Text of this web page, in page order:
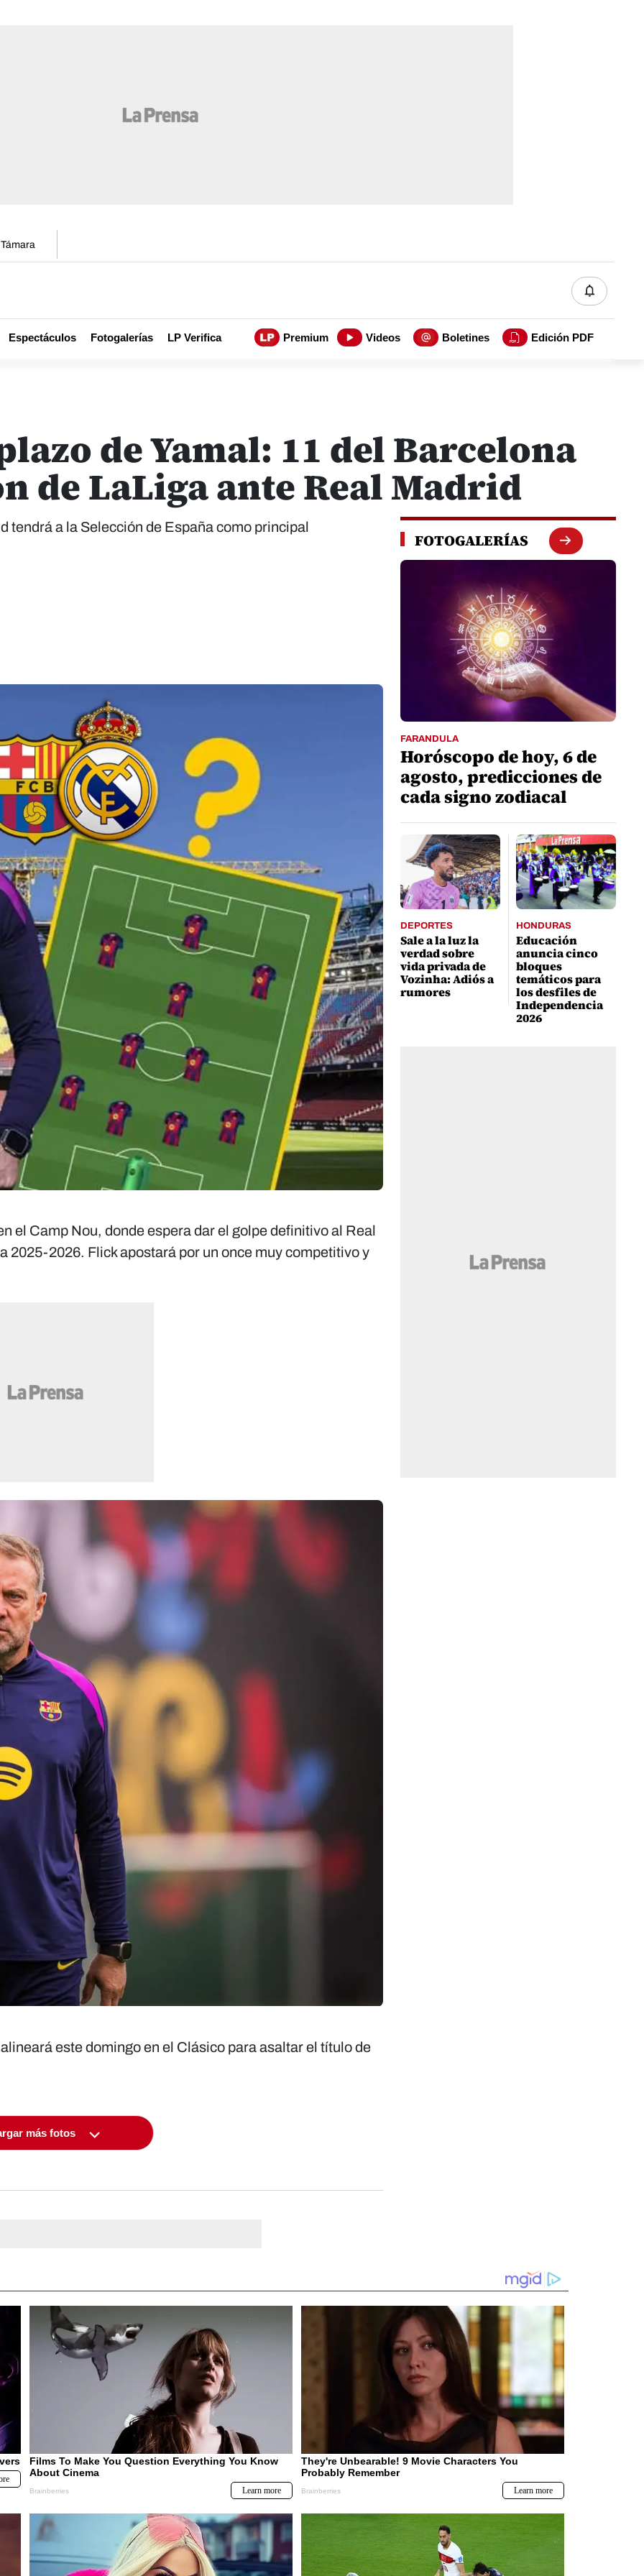
Espectáculos Fotogalerías LP Verifica Premium Videos Boletines Edición PDF
de Yamal: 11 del Barcelona
de LaLiga ante Real Madrid
tendrá a la Selección de España como principal
el Camp Nou, donde espera dar el golpe definitivo al Real
2025-2026. Flick apostará por un once muy competitivo y
este domingo en el Clásico para asaltar el título de
más fotos
FOTOGALERÍAS
FARANDULA
Horóscopo de hoy, 6 de
agosto, predicciones de
cada signo zodiacal
DEPORTES
Sale a la luz la
verdad sobre
vida privada de
Vozinha: Adiós a
rumores
HONDURAS
Educación
anuncia cinco
bloques
temáticos para
los desfiles de
Independencia
2026